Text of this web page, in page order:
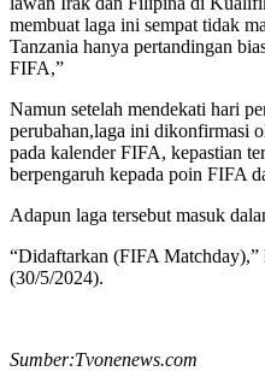
membuat laga ini sempat tidak
Tanzania hanya pertandingan
FIFA,”
Namun setelah mendekati hari
perubahan,laga ini dikonfirmasi
pada kalender FIFA, kepastian
berpengaruh kepada poin FIFA
Adapun laga tersebut masuk
“Didaftarkan (FIFA Matchday),”
(30/5/2024).
Sumber:Tvonenews.com